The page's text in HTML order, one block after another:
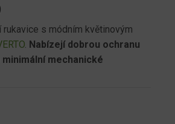
rukavice s módním květinovým
. Nabízejí dobrou ochranu
mechanické